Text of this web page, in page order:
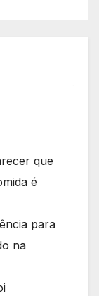
que
é
para
na